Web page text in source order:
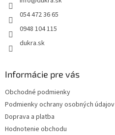
054 472 36 65
0948 104 115
dukra.sk
Informácie pre vás
Obchodné podmienky
Podmienky ochrany osobných údajov
Doprava a platba
Hodnotenie obchodu